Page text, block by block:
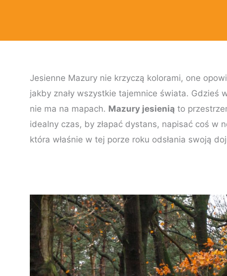
Jesienne Mazury nie krzyczą kolorami, one
jakby znały wszystkie tajemnice świata. Gdzieś
nie ma na mapach. Mazury jesienią to
idealny czas, by złapać dystans, napisać coś
która właśnie w tej porze roku odsłania swoją